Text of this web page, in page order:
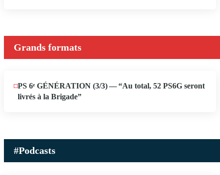
Grands formats
JUIN
19
PS 6ᵉ GÉNÉRATION (3/​3) — “Au total, 52 PS6G seront
livrés à la Brigade”
#Podcasts